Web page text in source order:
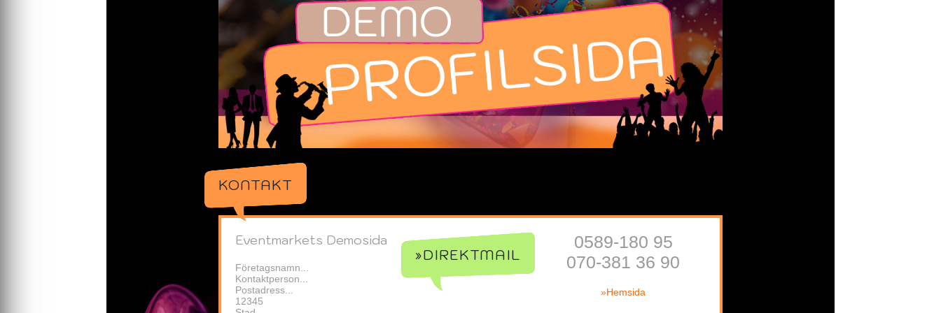
KONTAKT
Eventmarkets Demosida
Företagsnamn...
Kontaktperson...
Postadress...
12345
»DIREKTMAIL
0589-180 95
070-381 36 90
»Hemsida